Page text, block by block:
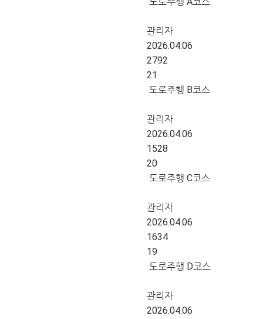
관리자
2026.04.06
2792
21
도로주행 B코스
관리자
2026.04.06
1528
20
도로주행 C코스
관리자
2026.04.06
1634
19
도로주행 D코스
관리자
2026.04.06